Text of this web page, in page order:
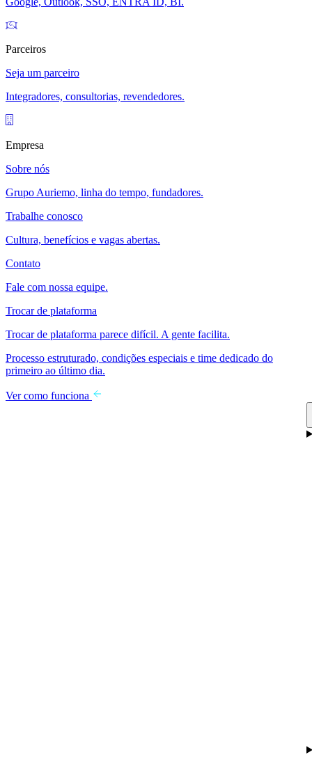
Parceiros
Seja um parceiro
Integradores, consultorias, revendedores.
Empresa
Sobre nós
Grupo Auriemo, linha do tempo, fundadores.
Trabalhe conosco
Cultura, benefícios e vagas abertas.
Contato
Fale com nossa equipe.
Trocar de plataforma
Trocar de plataforma parece difícil. A gente facilita.
Processo estruturado, condições especiais e time dedicado do
primeiro ao último dia.
Ver como funciona